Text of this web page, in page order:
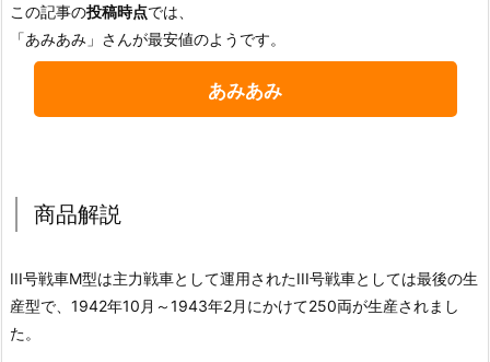
この記事の投稿時点では、
「あみあみ」さんが最安値のようです。
あみあみ
商品解説
III号戦車M型は主力戦車として運用されたIII号戦車としては最後の生
産型で、1942年10月～1943年2月にかけて250両が生産されまし
た。